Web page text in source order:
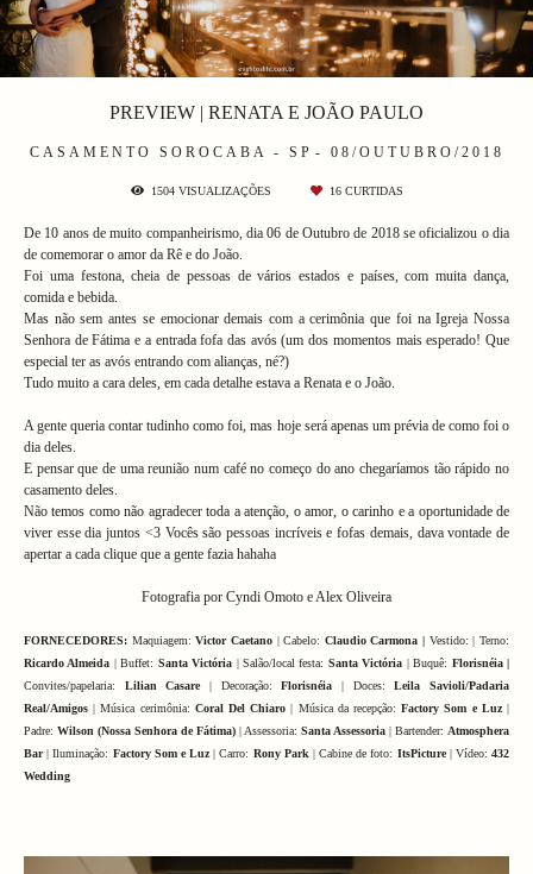
CASAMENTO SOROCABA - SP 08/OUTUBRO/2018
PREVIEW | RENATA E JOÃO PAULO
1504VISUALIZAÇÕES 16CURTIDAS
De 10 anos de muito companheirismo, dia 06 de Outubro de 2018 se oficializou o dia
de comemorar o amor da Rê e do João.
Foi uma festona, cheia de pessoas de vários estados e países, com muita dança,
comida e bebida.
Mas não sem antes se emocionar demais com a cerimônia que foi na Igreja Nossa
Senhora de Fátima e a entrada fofa das avós (um dos momentos mais esperado! Que
especial ter as avós entrando com alianças, né?)
Tudo muito a cara deles, em cada detalhe estava a Renata e o João.
A gente queria contar tudinho como foi, mas hoje será apenas um prévia de como foi o
dia deles.
E pensar que de uma reunião num café no começo do ano chegaríamos tão rápido no
casamento deles.
Não temos como não agradecer toda a atenção, o amor, o carinho e a oportunidade de
viver esse dia juntos <3 Vocês são pessoas incríveis e fofas demais, dava vontade de
apertar a cada clique que a gente fazia hahaha
Fotografia por Cyndi Omoto e Alex Oliveira
FORNECEDORES: Maquiagem:Victor Caetano | Cabelo: Claudio Carmona | Vestido: | Terno:
Ricardo Almeida | Buffet: Santa Victória | Salão/local festa: Santa Victória | Buquê: Florisnéia |
Convites/papelaria: Lilian Casare| Decoração: Florisnéia| Doces:Leila Savioli/Padaria
Real/Amigos| Música cerimônia: Coral Del Chiaro | Música da recepção:Factory Som e Luz|
Padre: Wilson (Nossa Senhora de Fátima) | Assessoria: Santa Assessoria | Bartender: Atmosphera
Bar| Iluminação: Factory Som e Luz| Carro: Rony Park | Cabine de foto: ItsPicture| Vídeo:432
Wedding